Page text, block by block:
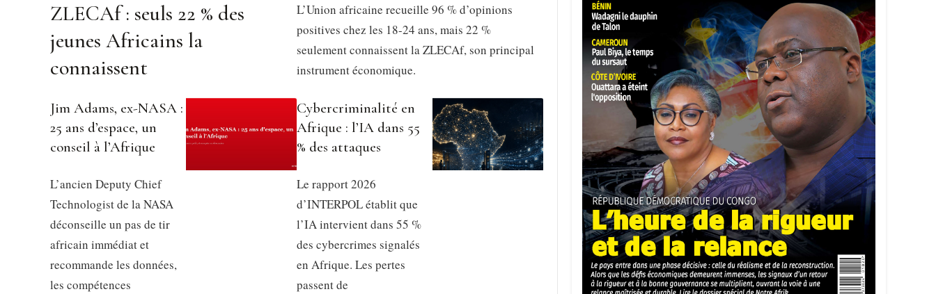
ZLECAf : seuls 22 % des
jeunes Africains la
connaissent
L’Union africaine recueille 96 % d’opinions
positives chez les 18-24 ans, mais 22 %
seulement connaissent la ZLECAf, son principal
instrument économique.
Jim Adams, ex-NASA :
25 ans d’espace, un
conseil à l’Afrique
L’ancien Deputy Chief
Technologist de la NASA
déconseille un pas de tir
africain immédiat et
recommande les données,
les compétences
Cybercriminalité en
Afrique : l’IA dans 55
% des attaques
Le rapport 2026
d’INTERPOL établit que
l’IA intervient dans 55 %
des cybercrimes signalés
en Afrique. Les pertes
passent de